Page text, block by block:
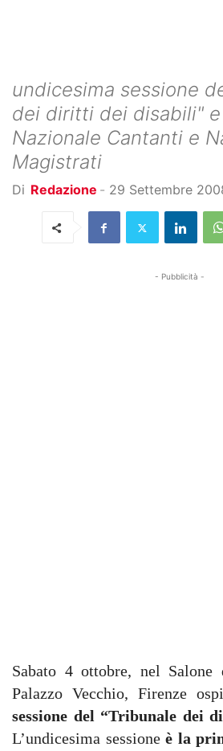
undicesima sessione
dei diritti dei disabili"
Nazionale Cantanti e
Magistrati
Di Redazione - 29 Settembre
- Pubblicità -
Sabato 4 ottobre, nel Salone
Palazzo Vecchio, Firenze
sessione del “Tribunale dei
L’undicesima sessioneè la